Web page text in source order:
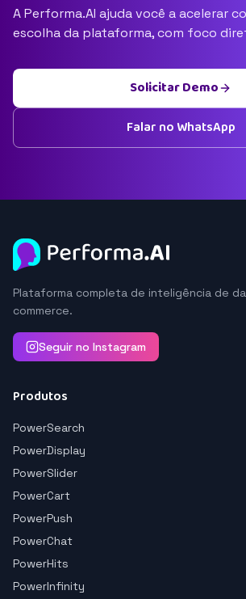
A Performa.AI ajuda você a acelerar
escolha da plataforma, com foco
Solicitar Demo
Falar no WhatsApp
Plataforma completa de inteligência de
commerce.
Seguir no Instagram
Produtos
PowerSearch
PowerDisplay
PowerSlider
PowerCart
PowerPush
PowerChat
PowerHits
PowerInfinity